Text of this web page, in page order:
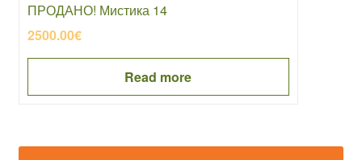
ПРОДАНО! Мистика 14
2500.00€
Read more